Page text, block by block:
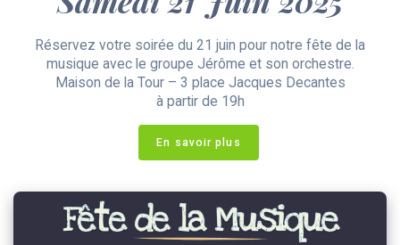
Réservez votre soirée du 21 juin pour notre fête de la
musique avec le groupe Jérôme et son orchestre.
Maison de la Tour – 3 place Jacques Decantes
à partir de 19h
En savoir plus